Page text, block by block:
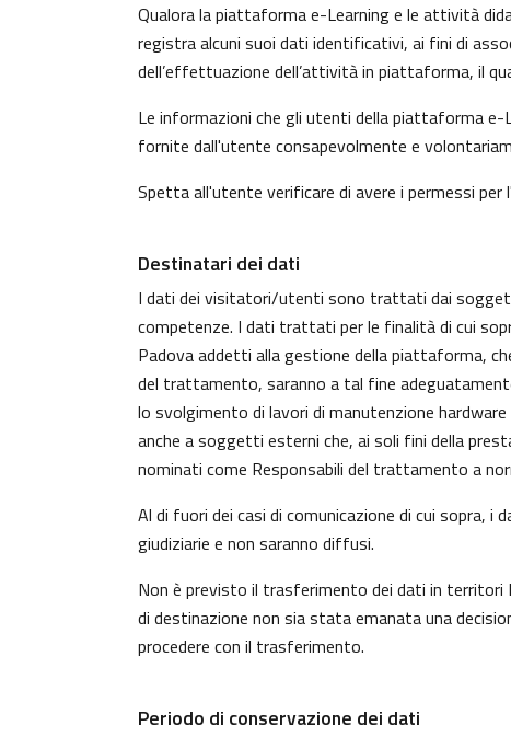
Qualora la piattaforma e-Learning e le attività
registra alcuni suoi dati identificativi, ai fini di
dell’effettuazione dell’attività in piattaforma, il
Le informazioni che gli utenti della piattaforma e-
fornite dall'utente consapevolmente e
Spetta all'utente verificare di avere i permessi
Destinatari dei dati
I dati dei visitatori/utenti sono trattati dai
competenze. I dati trattati per le finalità di cui
Padova addetti alla gestione della piattaforma,
del trattamento, saranno a tal fine
lo svolgimento di lavori di manutenzione
anche a soggetti esterni che, ai soli fini della
nominati come Responsabili del trattamento a
Al di fuori dei casi di comunicazione di cui sopra,
giudiziarie e non saranno diffusi.
Non è previsto il trasferimento dei dati in territori
di destinazione non sia stata emanata una
procedere con il trasferimento.
Periodo di conservazione dei dati